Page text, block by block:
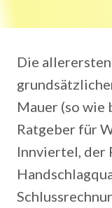
Die
Mauer (so wie
Ratgeber für
Innviertel,